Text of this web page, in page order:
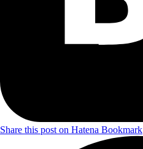
Share this post on Hatena Bookmark